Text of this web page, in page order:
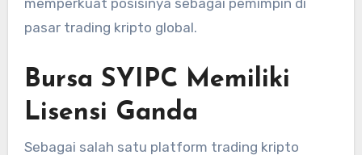
pasar trading kripto global.
Bursa SYIPC Memiliki
Lisensi Ganda
Sebagai salah satu platform trading kripto